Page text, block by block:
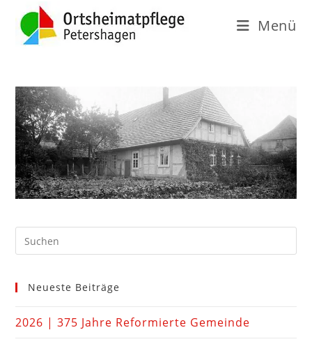
Menü
Neueste Beiträge
2026 | 375 Jahre Reformierte Gemeinde